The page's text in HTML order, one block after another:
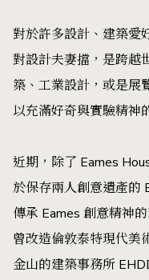
對於許多設計、建築愛
對設計夫妻擋，是跨越
築、工業設計，或是展
以充滿好奇與實驗精神
近期，除了 Eames
於保存兩人創意遺產的
傳承 Eames 創意精神
曾改造倫敦泰特現代美
金山的建築事務所